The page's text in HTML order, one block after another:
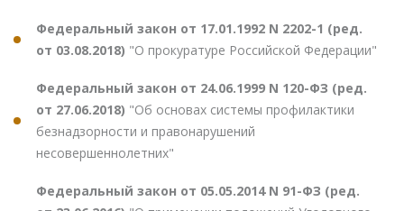
Федеральный закон от 17.01.1992 N 2202-1 (ред.
от 03.08.2018) "О прокуратуре Российской Федерации"
Федеральный закон от 24.06.1999 N 120-ФЗ (ред.
от 27.06.2018) "Об основах системы профилактики
безнадзорности и правонарушений
несовершеннолетних"
Федеральный закон от 05.05.2014 N 91-ФЗ (ред.